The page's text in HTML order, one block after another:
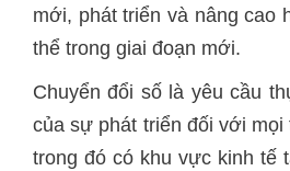
mới, phát triển và nâng cao
thể trong giai đoạn mới.
Chuyển đổi số là yêu cầu
của sự phát triển đối với mọi
trong đó có khu vực kinh tế